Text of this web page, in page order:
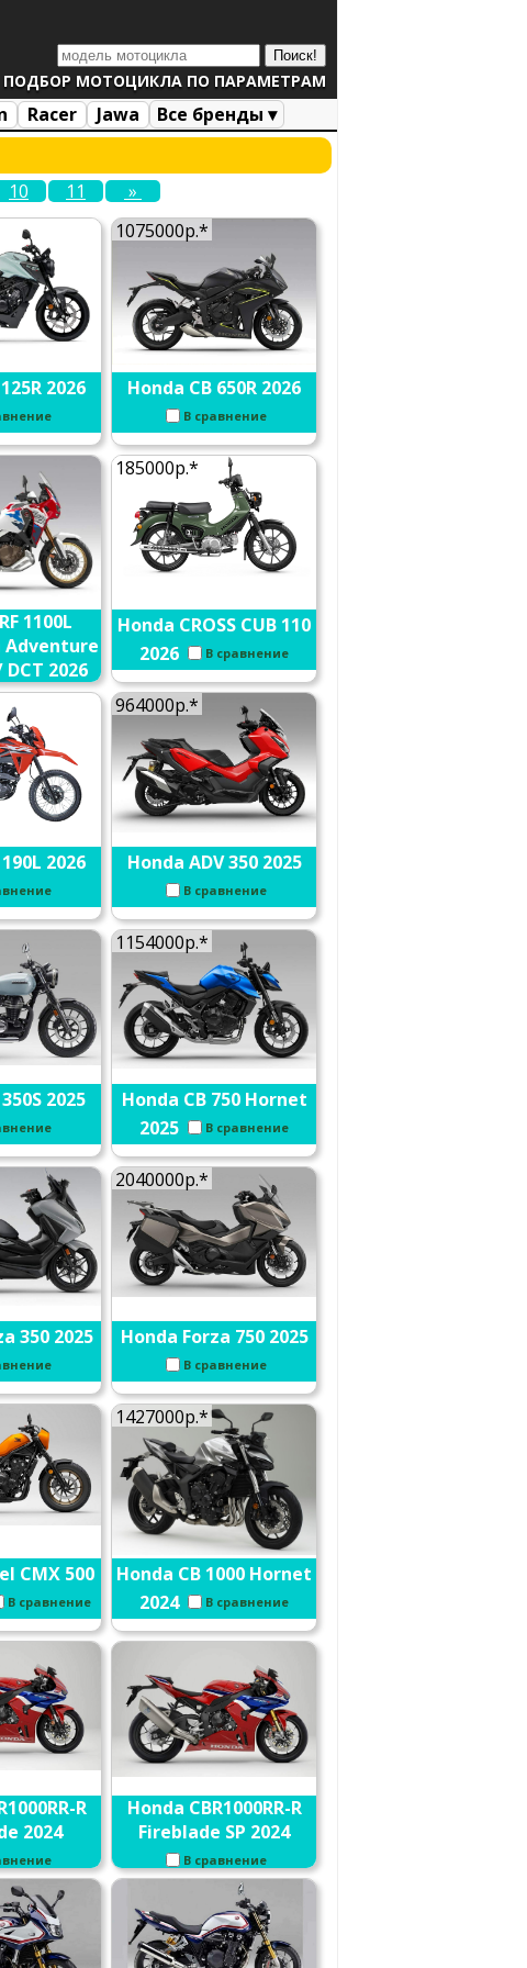
ПОДБОР МОТОЦИКЛА ПО ПАРАМЕТРАМ
Racer Jawa
Все бренды ▾
10 11 »
2026
1075000р.*
Honda CB 650R 2026
В сравнение
1100L
DCT 2026
185000р.*
Honda CROSS CUB 110
2026
В сравнение
2026
964000р.*
Honda ADV 350 2025
В сравнение
2025
1154000р.*
Honda CB 750 Hornet
2025
В сравнение
350 2025
2040000р.*
Honda Forza 750 2025
В сравнение
CMX 500
В сравнение
1427000р.*
Honda CB 1000 Hornet
2024
В сравнение
R
2024
Honda CBR1000RR-R
Fireblade SP 2024
В сравнение